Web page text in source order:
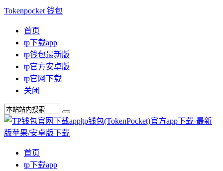
Tokenpocket 钱包
首页
tp下载app
tp钱包最新版
tp官方安卓版
tp官网下载
关闭
首页
tp下载app